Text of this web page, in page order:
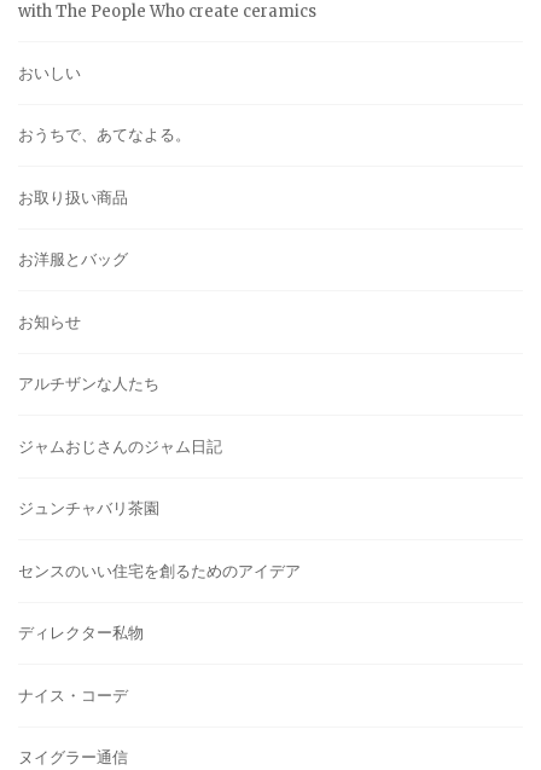
with The People Who create ceramics
おいしい
おうちで、あてなよる。
お取り扱い商品
お洋服とバッグ
お知らせ
アルチザンな人たち
ジャムおじさんのジャム日記
ジュンチャバリ茶園
センスのいい住宅を創るためのアイデア
ディレクター私物
ナイス・コーデ
ヌイグラー通信